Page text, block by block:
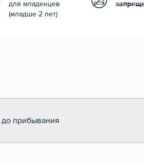
для младенцев
(младше 2 лет)
до прибывания